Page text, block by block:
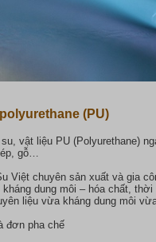
(PU)
su, vật liệu PU (Polyurethane)
gỗ…
Việt chuyên sản xuất và gia
dung môi – hóa chất,
liệu vừa kháng dung môi
đơn pha chế